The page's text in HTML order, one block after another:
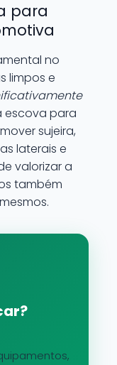
para
no
limpos e
escova para
sujeira,
laterais e
valorizar a
também